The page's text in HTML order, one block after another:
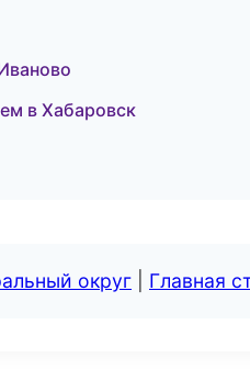
в Хабаровск
округ Главная